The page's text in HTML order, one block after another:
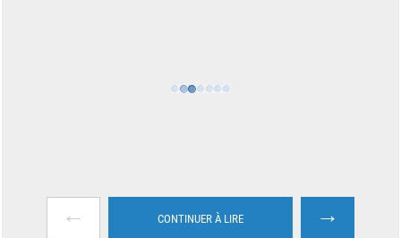
← CONTINUER À LIRE →